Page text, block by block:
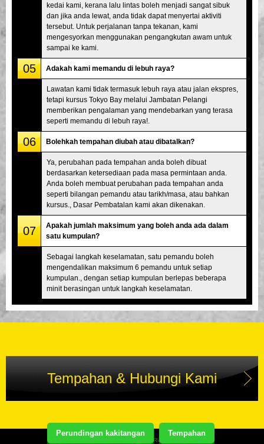
Perundingan kakitangan Tempahan
kedai kami, kerana lalu lintas boleh menjadi sangat sibuk
dan jika anda lewat, anda tidak dapat menyertai aktiviti
tersebut. Untuk perjalanan tanpa tekanan, kami
mengesyorkan menggunakan pengangkutan awam untuk
sampai ke kami.
05 Adakah kami memandu di lebuh raya?
Lawatan kami tidak termasuk lebuh raya atau jalan ekspres,
tetapi kursus Tokyo Bay melalui Jambatan Pelangi
memberikan pengalaman yang mendebarkan yang terasa
seperti memandu di lebuh raya!.
06 Bolehkah tempahan diubah atau dibatalkan?
Ya, perubahan pada tempahan anda boleh dibuat
berdasarkan ketersediaan pada masa permintaan anda.
Anda boleh membuat perubahan pada tempahan anda
seperti bilangan pemandu atau tarikh/masa, atau bahkan
kursus., Dasar Pembatalan kami akan dikenakan.
07
Apakah jumlah maksimum yang boleh anda ada dalam
satu kumpulan?
Sebagai langkah keselamatan, satu pemandu boleh
mengendalikan maksimum 6 pemandu untuk setiap
kumpulan., dengan setiap kumpulan berlepas beberapa
minit berasingan untuk langkah keselamatan.
Tempahan & Hubungi Kami
Copyright(C) Street Kart Tour. All Rights Reserved.